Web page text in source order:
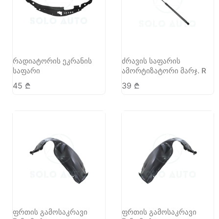
რადიატორის ეკრანის
საფარი
45 ₾
ძრავის საფარის
ამორტიზატორი მარჯ. R
39 ₾
ფრთის გამოსაკრავი
ფრთის გამოსაკრავი